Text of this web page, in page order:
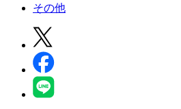
その他